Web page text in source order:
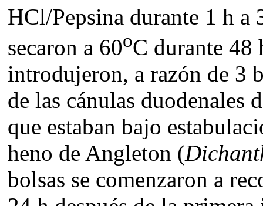
HCl/Pepsina durante 1 h a
secaron a 60oC durante 48
introdujeron, a razón de 3
de las cánulas duodenales
que estaban bajo
heno de Angleton (
bolsas se comenzaron a